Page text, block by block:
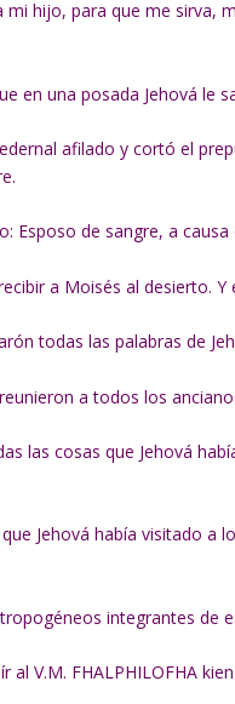
mi hijo, para que me sirva,
en una posada Jehová le
afilado y cortó el
Esposo de sangre, a causa
a Moisés al desierto.
todas las palabras de
a todos los
las cosas que Jehová
Jehová había visitado a
integrantes de
al V.M. FHALPHILOFHA